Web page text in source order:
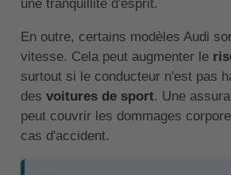
une tranquillité d'esprit.
En outre, certains modèles Audi
vitesse. Cela peut augmenter le
surtout si le conducteur n'est pas
des voitures de sport. Une
peut couvrir les dommages
cas d'accident.